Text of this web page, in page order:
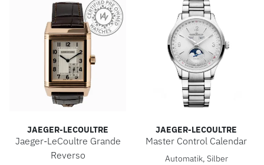
JAEGER-LECOULTRE
Jaeger-LeCoultre Grande
Reverso
JAEGER-LECOULTRE
Master Control Calendar
Jaeger-LeCoultre Master
Automatik, Silber